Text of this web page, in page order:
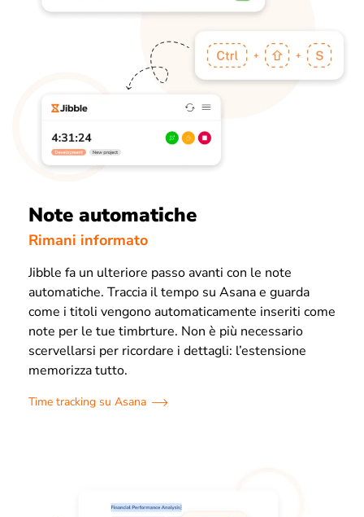
Note automatiche
Rimani informato
Jibble fa un ulteriore passo avanti con le note
automatiche. Traccia il tempo su Asana e guarda
come i titoli vengono automaticamente inseriti come
note per le tue timbrture. Non è più necessario
scervellarsi per ricordare i dettagli: l’estensione
memorizza tutto.
Time tracking su Asana